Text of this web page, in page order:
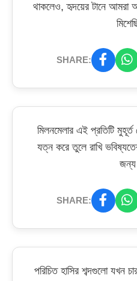
থাকলেও, হৃদয়ের টানে
SHARE:
মিলনমেলার এই প্রতিটি
যত্ন করে তুলে রাখি
SHARE:
পরিচিত হাসির শব্দগুলো যখন